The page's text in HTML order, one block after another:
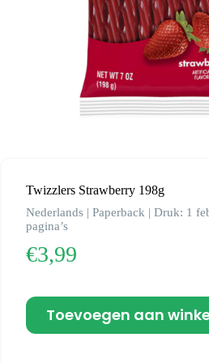
Twizzlers Strawberry 198g
Nederlands | Paperback | Druk: 1
pagina’s
€3,99
Toevoegen aan